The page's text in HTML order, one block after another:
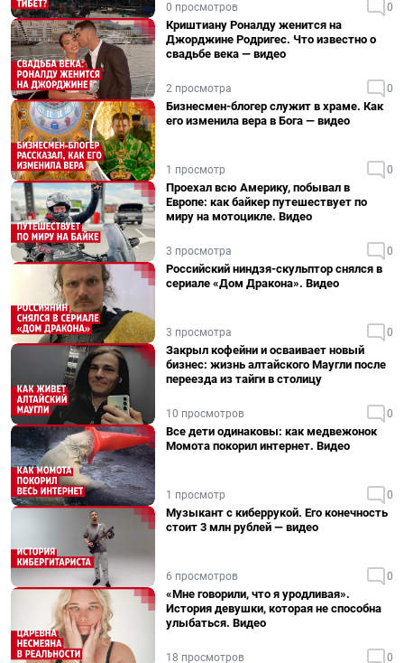
0 просмотров 0
Криштиану Роналду женится на
Джорджине Родригес. Что известно о
свадьбе века — видео
2 просмотра 0
Бизнесмен-блогер служит в храме. Как
его изменила вера в Бога — видео
1 просмотр 0
Проехал всю Америку, побывал в
Европе: как байкер путешествует по
миру на мотоцикле. Видео
3 просмотра 0
Российский ниндзя-скульптор снялся в
сериале «Дом Дракона». Видео
3 просмотра 0
Закрыл кофейни и осваивает новый
бизнес: жизнь алтайского Маугли после
переезда из тайги в столицу
10 просмотров 0
Все дети одинаковы: как медвежонок
Момота покорил интернет. Видео
1 просмотр 0
Музыкант с киберрукой. Его конечность
стоит 3 млн рублей — видео
6 просмотров 0
«Мне говорили, что я уродливая».
История девушки, которая не способна
улыбаться. Видео
18 просмотров 0